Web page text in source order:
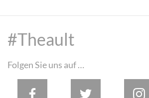
#Theault
Folgen Sie uns auf …